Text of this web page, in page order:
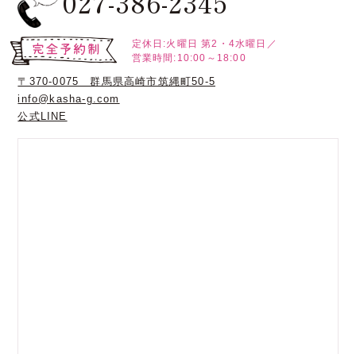
定休日:火曜日 第2・4水曜日／
営業時間:10:00～18:00
〒370-0075 群馬県高崎市筑縄町50-5
info@kasha-g.com
公式LINE